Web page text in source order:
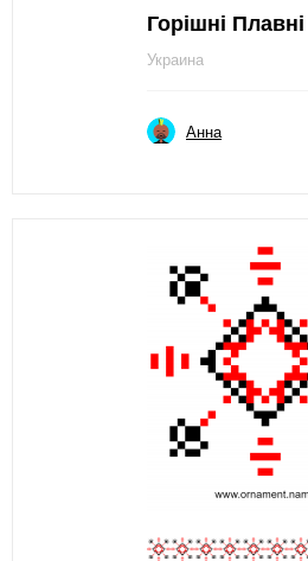
Горішні Плавні
Украина
Анна